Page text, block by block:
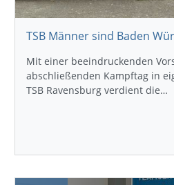
Mit einer beeindruckenden
abschließenden Kampftag in
TSB Ravensburg verdient die…